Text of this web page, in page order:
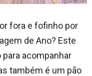
fora e fofinho por
de Ano? Este
acompanhar
também é um pão